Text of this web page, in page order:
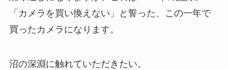
「カメラを買い換えない」と誓った、この一年で
買ったカメラになります。
沼の深淵に触れていただきたい。